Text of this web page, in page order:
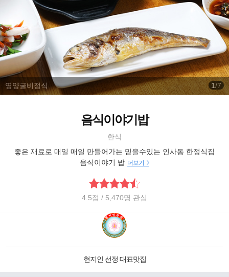
영양굴비정식 1/7
음식이야기밥
한식
좋은 재료로 매일 매일 만들어가는 믿을수있는 인사동 한정식집
음식이야기 밥 더보기
4.5점 / 5,470명 관심
현지인 선정 대표맛집